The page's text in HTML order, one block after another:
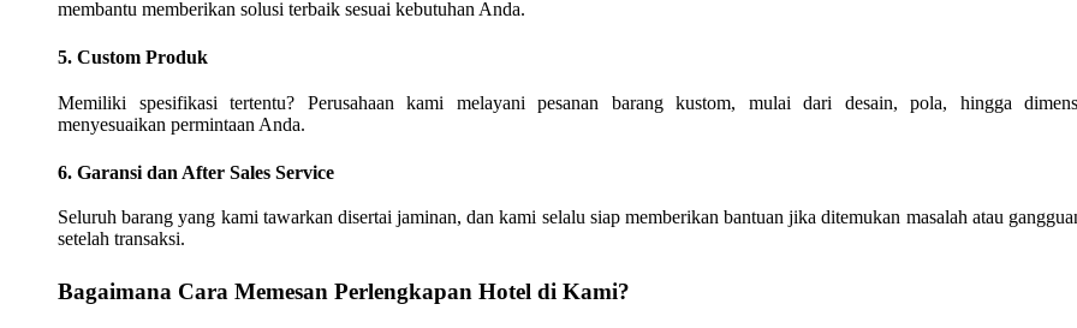
membantu memberikan solusi terbaik sesuai kebutuhan Anda.
5. Custom Produk
Memiliki spesifikasi tertentu? Perusahaan kami melayani pesanan barang kustom, mulai dari desain, pola, hingga
menyesuaikan permintaan Anda.
6. Garansi dan After Sales Service
Seluruh barang yang kami tawarkan disertai jaminan, dan kami selalu siap memberikan bantuan jika ditemukan masalah atau
setelah transaksi.
Bagaimana Cara Memesan Perlengkapan Hotel di Kami?